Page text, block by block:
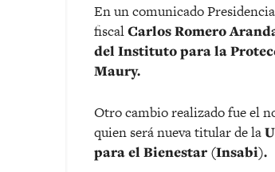
En un comunicado
fiscalCarlos Romero
del Instituto para la
Maury.
Otro cambio realizado fue el
quien será nueva titular de la
para el Bienestar (Insabi).